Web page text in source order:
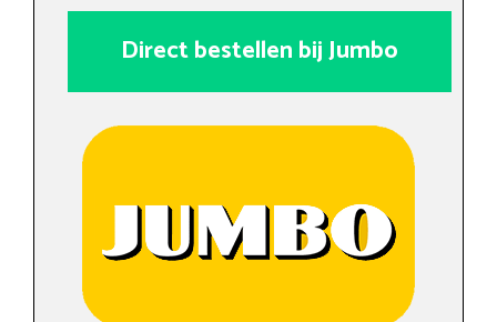
Direct bestellen bij Jumbo